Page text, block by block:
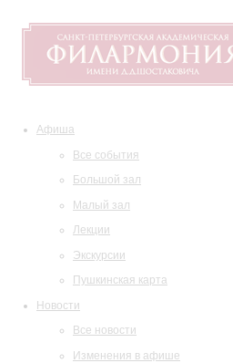
Афиша
Все события
Большой зал
Малый зал
Лекции
Экскурсии
Пушкинская карта
Новости
Все новости
Изменения в афише